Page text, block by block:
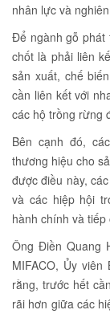
nhân lực và
Để ngành gỗ phát
chốt là phải liên
sản xuất, chế
cần liên kết với
các hộ trồng rừng
Bên cạnh đó,
thương hiệu cho
được điều này,
và các hiệp hội
hành chính và
Ông Điền Quang
MIFACO, Ủy
rằng, trước hết
rãi hơn giữa các